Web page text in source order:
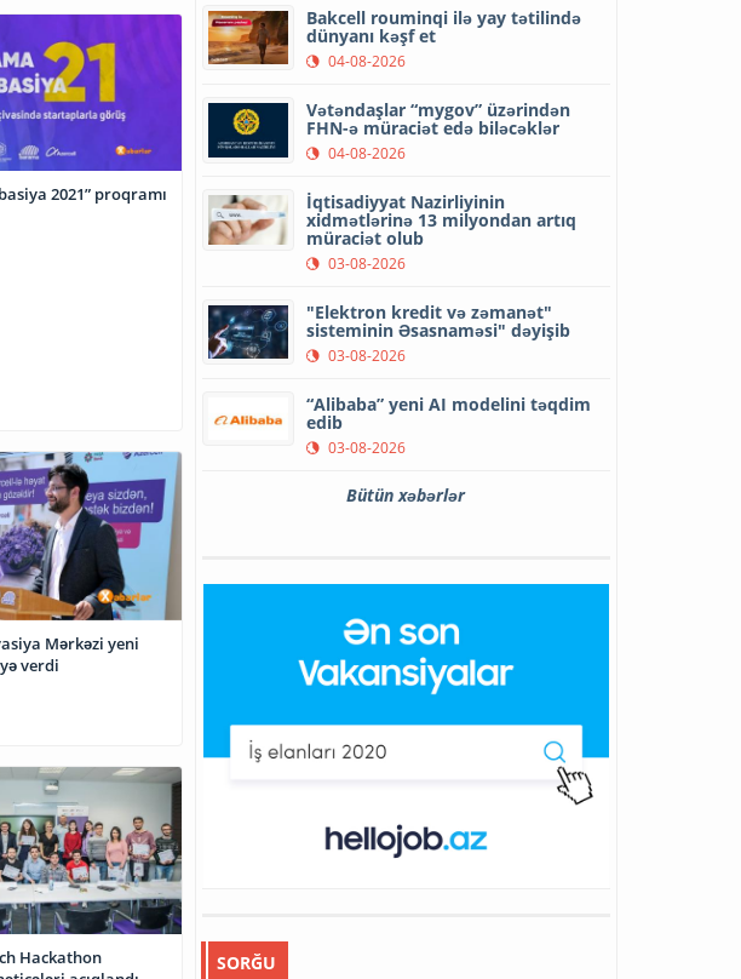
2021” proqramı
Mərkəzi yeni
verdi
Hackathon
Bakcell rouminqi ilə yay tətilində
dünyanı kəşf et
04-08-2026
Vətəndaşlar “mygov” üzərindən
FHN-ə müraciət edə biləcəklər
04-08-2026
İqtisadiyyat Nazirliyinin
xidmətlərinə 13 milyondan artıq
müraciət olub
03-08-2026
"Elektron kredit və zəmanət"
sisteminin Əsasnaməsi" dəyişib
03-08-2026
“Alibaba” yeni AI modelini təqdim
edib
03-08-2026
Bütün xəbərlər
SORĞU